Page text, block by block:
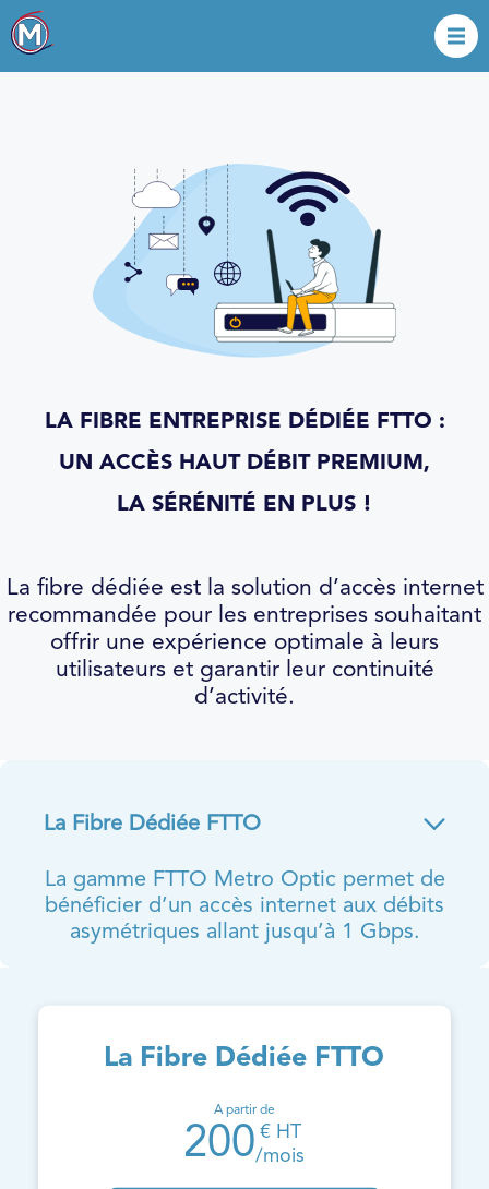
LA FIBRE ENTREPRISE DÉDIÉE FTTO :
UN ACCÈS HAUT DÉBIT PREMIUM,
LA SÉRÉNITÉ EN PLUS !
La fibre dédiée est la solution d’accès internet
recommandée pour les entreprises souhaitant
offrir une expérience optimale à leurs
utilisateurs et garantir leur continuité
d’activité.
La Fibre Dédiée FTTO
La gamme FTTO Metro Optic permet de
bénéficier d’un accès internet aux débits
asymétriques allant jusqu’à 1 Gbps.
La Fibre Dédiée FTTO
A partir de
200 € HT
/mois